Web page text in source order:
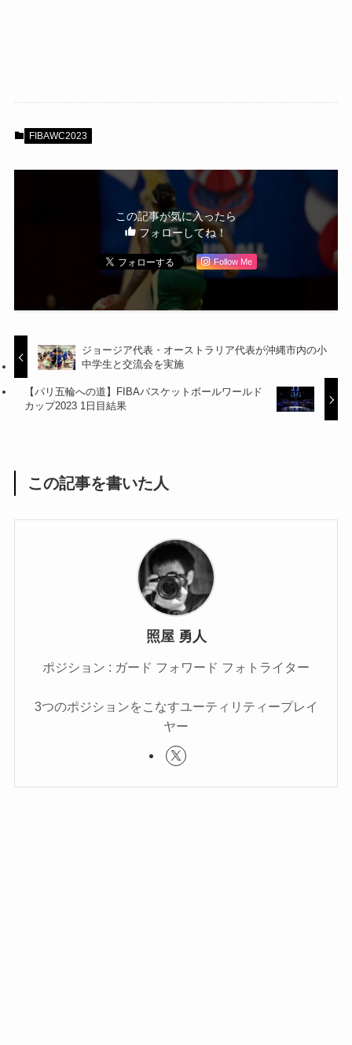
FIBAWC2023
この記事が気に入ったら
フォローしてね！
Follow Me
ジョージア代表・オーストラリア代表が沖縄市内の小
中学生と交流会を実施
【パリ五輪への道】FIBAバスケットボールワールド
カップ2023 1日目結果
この記事を書いた人
照屋 勇人
ポジション : ガード フォワード フォトライター
3つのポジションをこなすユーティリティープレイ
ヤー